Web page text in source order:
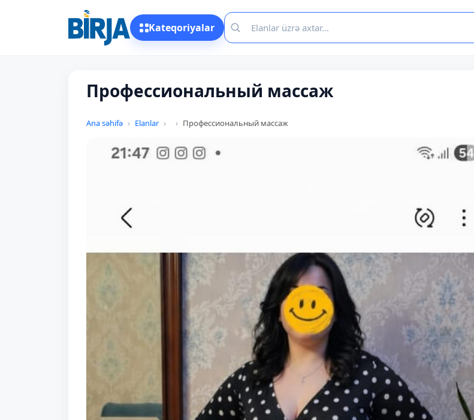
Kateqoriyalar
Профессиональный массаж
Ana səhifə Elanlar Профессиональный массаж